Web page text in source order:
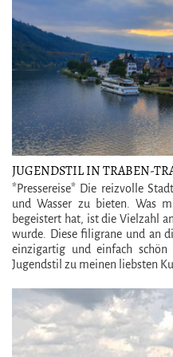
JUGENDSTIL IN TRABEN-
STADT AN DER MOSEL
*Pressereise* Die reizvolle
und Wasser zu bieten. Was
begeistert hat, ist die Vielzahl
wurde. Diese filigrane und an
einzigartig und einfach schön
Jugendstil zu meinen liebsten